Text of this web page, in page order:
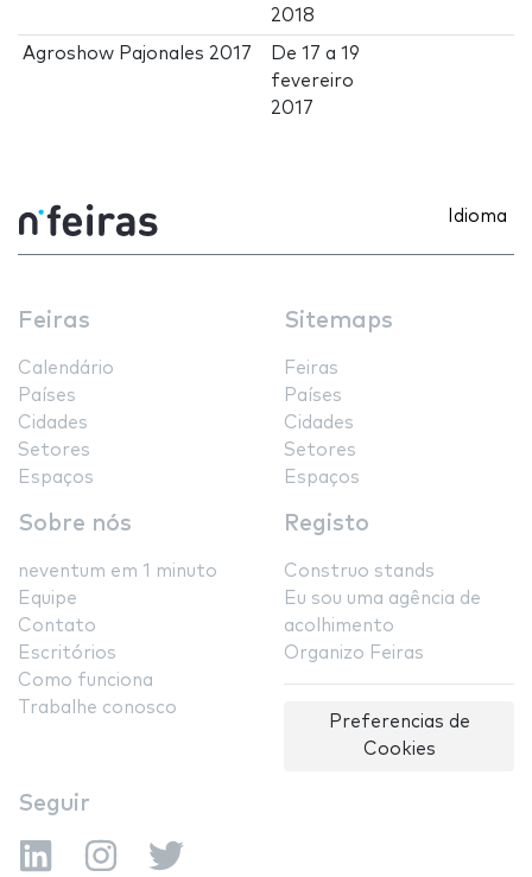
2018
Agroshow Pajonales 2017 De17 a19
fevereiro
2017
Idioma
Feiras
Calendário
Países
Cidades
Setores
Espaços
Sitemaps
Feiras
Países
Cidades
Setores
Espaços
Sobre nós
neventum em 1 minuto
Equipe
Contato
Escritórios
Como funciona
Trabalhe conosco
Registo
Construo stands
Eu sou uma agência de
acolhimento
Organizo Feiras
Preferencias de
Cookies
Seguir